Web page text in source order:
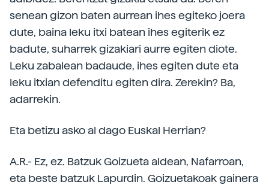
senean gizon baten aurrean ihes egiteko joera
dute, baina leku itxi batean ihes egiterik ez
badute, suharrek gizakiari aurre egiten diote.
Leku zabalean badaude, ihes egiten dute eta
leku itxian defenditu egiten dira. Zerekin? Ba,
adarrekin.
Eta betizu asko al dago Euskal Herrian?
A.R.- Ez, ez. Batzuk Goizueta aldean, Nafarroan,
eta beste batzuk Lapurdin. Goizuetakoak gainera